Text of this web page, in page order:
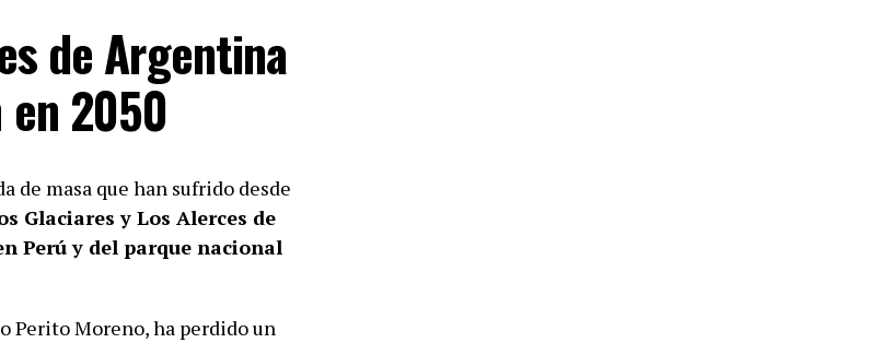
de Argentina
2050
de masa que han sufrido desde
Glaciares y Los Alerces de
Perú y del parque nacional
Perito Moreno, ha perdido un